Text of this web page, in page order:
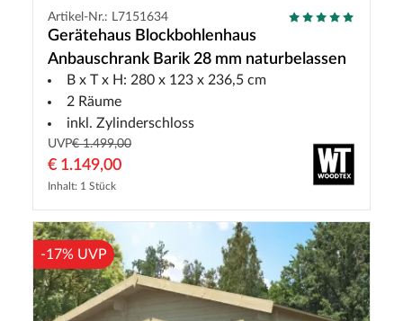
Artikel-Nr.: L7151634
Gerätehaus Blockbohlenhaus
Anbauschrank Barik 28 mm naturbelassen
B x T x H: 280 x 123 x 236,5 cm
2 Räume
inkl. Zylinderschloss
UVP€ 1.499,00
€ 1.149,00
Inhalt: 1 Stück
-17% UVP